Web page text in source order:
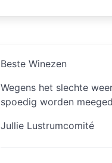
Beste Winezen
Wegens het slechte
spoedig worden
Jullie Lustrumcomité